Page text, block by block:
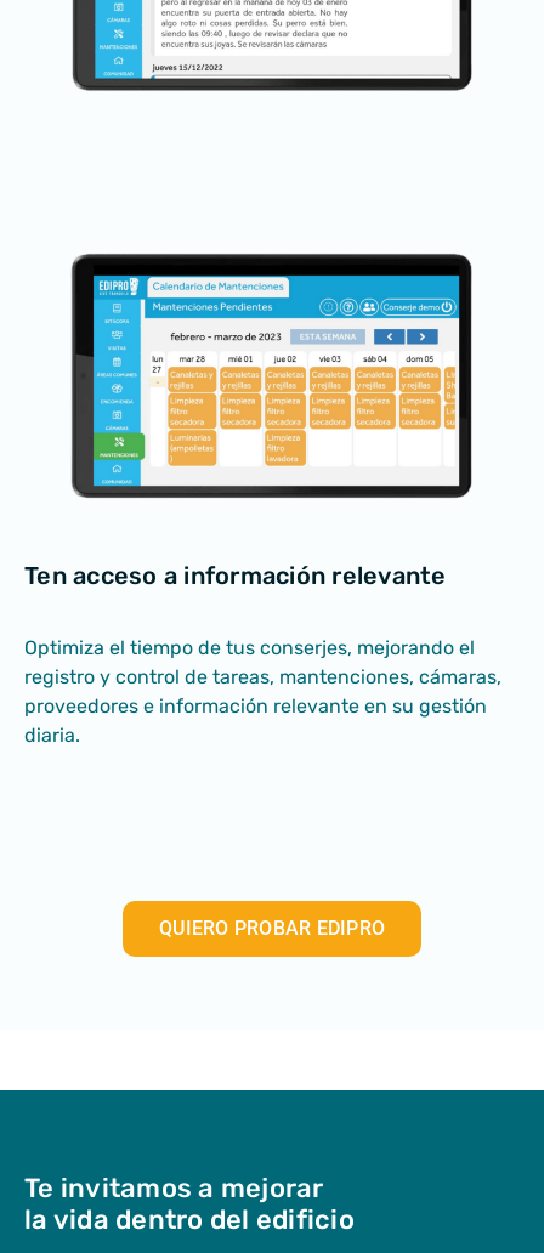
Ten acceso a información relevante
Optimiza el tiempo de tus conserjes, mejorando el
registro y control de tareas, mantenciones, cámaras,
proveedores e información relevante en su gestión
diaria.
QUIERO PROBAR EDIPRO
Te invitamos a mejorar
la vida dentro del edificio